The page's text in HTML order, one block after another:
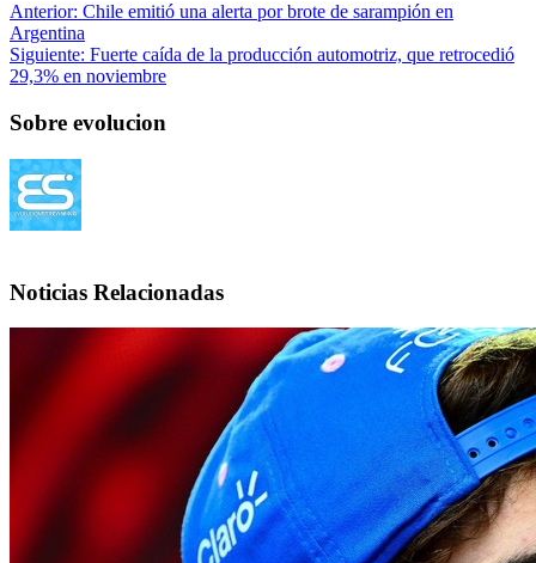
Anterior: Chile emitió una alerta por brote de sarampión en
Argentina
Siguiente: Fuerte caída de la producción automotriz, que retrocedió
29,3% en noviembre
Sobre evolucion
Noticias Relacionadas